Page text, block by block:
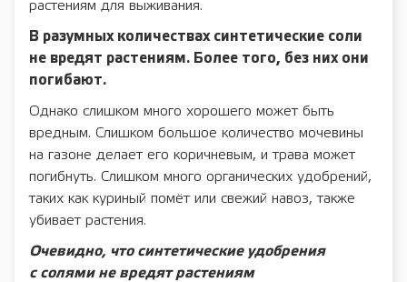
растениям для выживания.
В разумных количествах синтетические соли
не вредят растениям. Более того, без них они
погибают.
Однако слишком много хорошего может быть
вредным. Слишком большое количество мочевины
на газоне делает его коричневым, и трава может
погибнуть. Слишком много органических удобрений,
таких как куриный помёт или свежий навоз, также
убивает растения.
Очевидно, что синтетические удобрения
с солями не вредят растениям